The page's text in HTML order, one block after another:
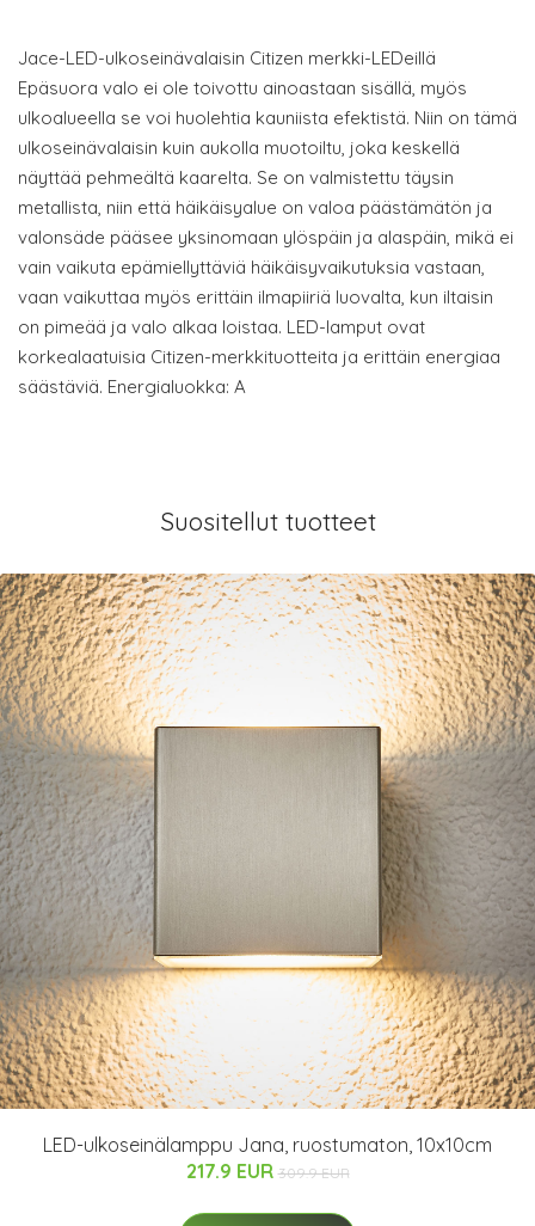
Jace-LED-ulkoseinävalaisin Citizen merkki-LEDeillä
Epäsuora valo ei ole toivottu ainoastaan sisällä, myös
ulkoalueella se voi huolehtia kauniista efektistä. Niin on tämä
ulkoseinävalaisin kuin aukolla muotoiltu, joka keskellä
näyttää pehmeältä kaarelta. Se on valmistettu täysin
metallista, niin että häikäisyalue on valoa päästämätön ja
valonsäde pääsee yksinomaan ylöspäin ja alaspäin, mikä ei
vain vaikuta epämiellyttäviä häikäisyvaikutuksia vastaan,
vaan vaikuttaa myös erittäin ilmapiiriä luovalta, kun iltaisin
on pimeää ja valo alkaa loistaa. LED-lamput ovat
korkealaatuisia Citizen-merkkituotteita ja erittäin energiaa
säästäviä. Energialuokka: A
Suositellut tuotteet
LED-ulkoseinälamppu Jana, ruostumaton, 10x10cm
217.9 EUR 309.9 EUR